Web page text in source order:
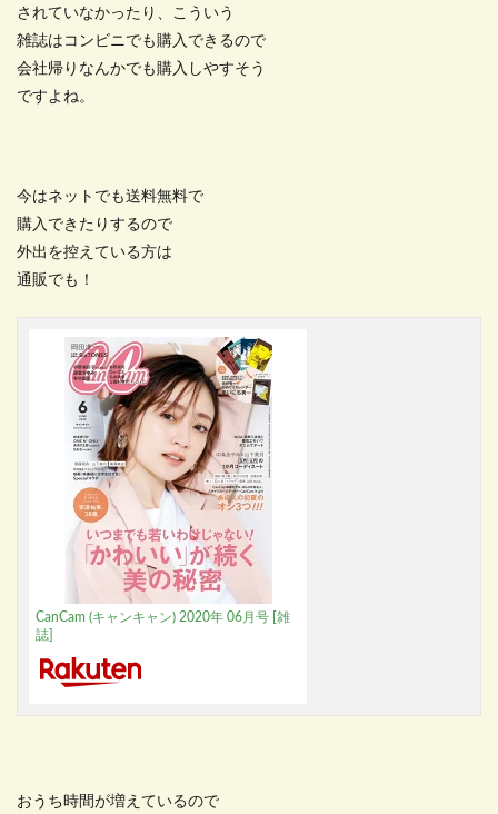
されていなかったり、こういう
雑誌はコンビニでも購入できるので
会社帰りなんかでも購入しやすそう
ですよね。
今はネットでも送料無料で
購入できたりするので
外出を控えている方は
通販でも！
CanCam (キャンキャン) 2020年 06月号 [雑
誌]
おうち時間が増えているので